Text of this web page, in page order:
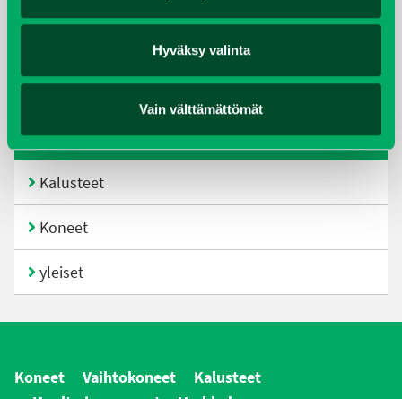
Hyväksy valinta
Vain välttämättömät
KATEGORIAT
Kalusteet
Koneet
yleiset
Koneet Vaihtokoneet
Kalusteet